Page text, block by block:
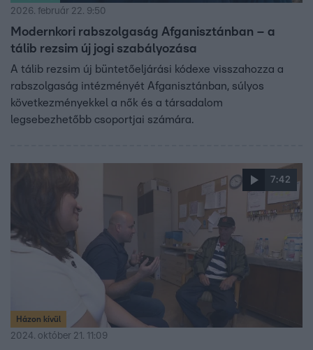
2026. február 22. 9:50
Modernkori rabszolgaság Afganisztánban – a
tálib rezsim új jogi szabályozása
A tálib rezsim új büntetőeljárási kódexe visszahozza a
rabszolgaság intézményét Afganisztánban, súlyos
következményekkel a nők és a társadalom
legsebezhetőbb csoportjai számára.
7:42
Házon kívül
2024. október 21. 11:09